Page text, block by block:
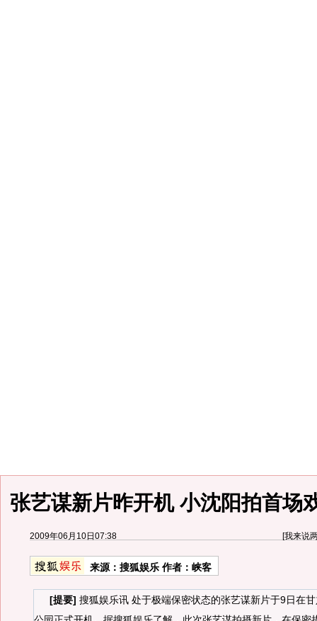
张艺谋新片昨开机 小沈阳拍首场
2009年06月10日07:38 [我来说
来源： 搜狐娱乐作者：峡客
[提要] 搜狐娱乐讯 处于极端保密状态的张艺谋新片于9日在